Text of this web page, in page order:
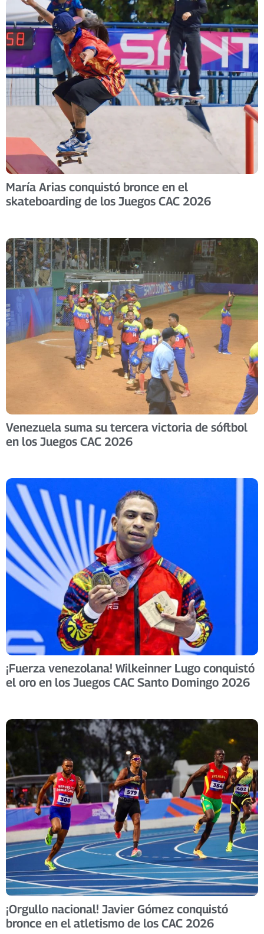
María Arias conquistó bronce en el
skateboarding de los Juegos CAC 2026
Venezuela suma su tercera victoria de sóftbol
en los Juegos CAC 2026
​¡Fuerza venezolana! Wilkeinner Lugo conquistó
el oro en los Juegos CAC Santo Domingo 2026
​¡Orgullo nacional! Javier Gómez conquistó
bronce en el atletismo de los CAC 2026 ​